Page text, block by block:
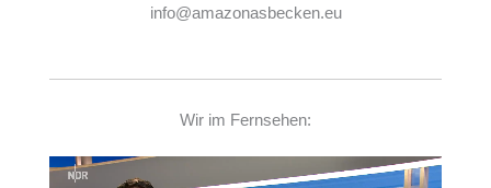
info@amazonasbecken.eu
Wir im Fernsehen: